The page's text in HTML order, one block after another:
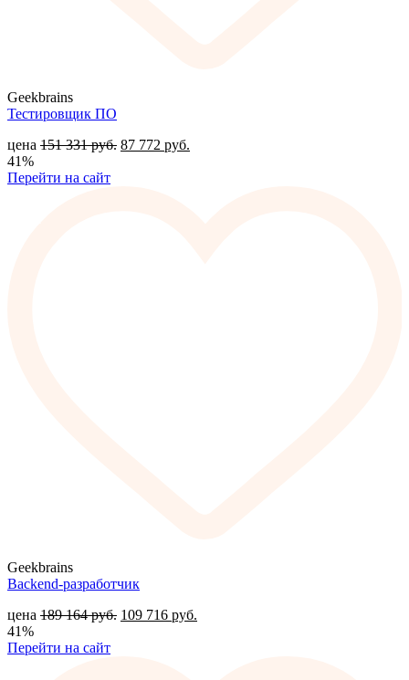
Geekbrains
Тестировщик ПО
цена 151 331руб. 87 772 руб.
41%
Перейти на сайт
Geekbrains
Backend-разработчик
цена 189 164руб. 109 716 руб.
41%
Перейти на сайт